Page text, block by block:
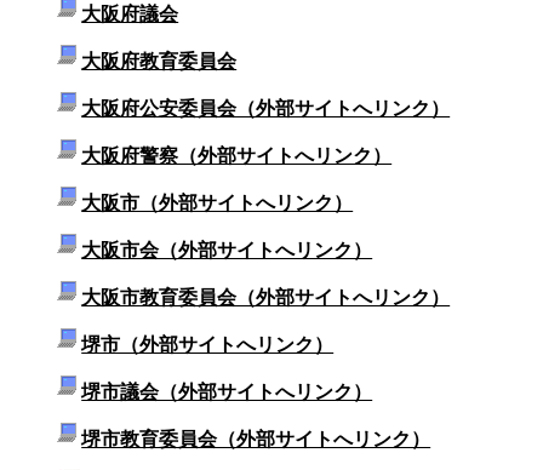
大阪府議会
大阪府教育委員会
大阪府公安委員会（外部サイトへリンク）
大阪府警察（外部サイトへリンク）
大阪市（外部サイトへリンク）
大阪市会（外部サイトへリンク）
大阪市教育委員会（外部サイトへリンク）
堺市（外部サイトへリンク）
堺市議会（外部サイトへリンク）
堺市教育委員会（外部サイトへリンク）